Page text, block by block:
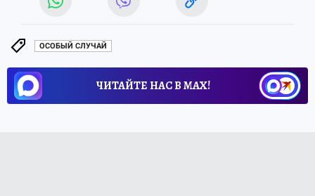
ОСОБЫЙ СЛУЧАЙ
ЧИТАЙТЕ НАС В МАХ!